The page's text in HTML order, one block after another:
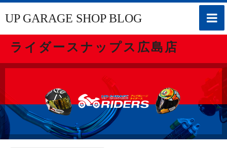
toggle
UP GARAGE SHOP BLOG
ライダースナップス広島店